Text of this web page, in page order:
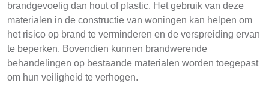
brandgevoelig dan hout of plastic. Het gebruik van deze
materialen in de constructie van woningen kan helpen om
het risico op brand te verminderen en de verspreiding ervan
te beperken. Bovendien kunnen brandwerende
behandelingen op bestaande materialen worden toegepast
om hun veiligheid te verhogen.